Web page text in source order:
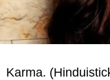
Karma.